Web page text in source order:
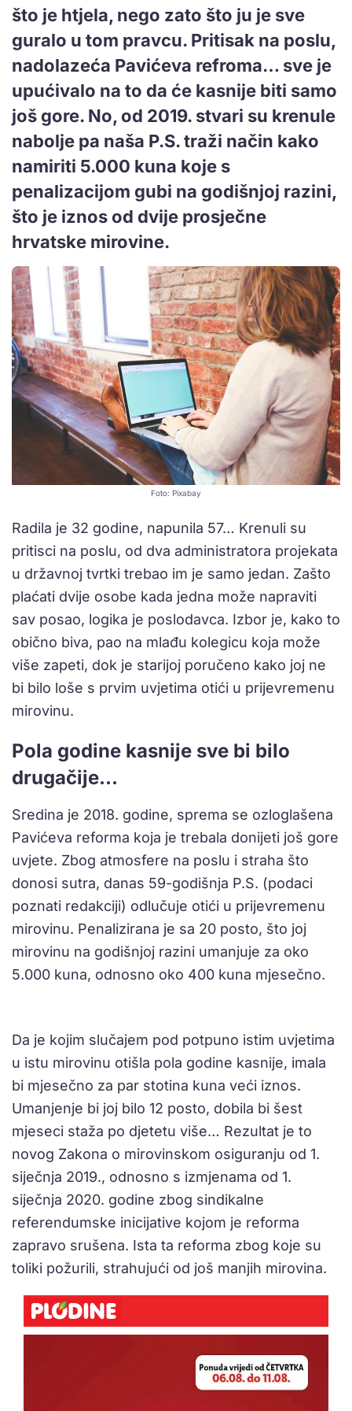
što je htjela, nego zato što ju je sve
guralo u tom pravcu. Pritisak na poslu,
nadolazeća Pavićeva refroma… sve je
upućivalo na to da će kasnije biti samo
još gore. No, od 2019. stvari su krenule
nabolje pa naša P.S. traži način kako
namiriti 5.000 kuna koje s
penalizacijom gubi na godišnjoj razini,
što je iznos od dvije prosječne
hrvatske mirovine.
Foto: Pixabay
Radila je 32 godine, napunila 57… Krenuli su
pritisci na poslu, od dva administratora projekata
u državnoj tvrtki trebao im je samo jedan. Zašto
plaćati dvije osobe kada jedna može napraviti
sav posao, logika je poslodavca. Izbor je, kako to
obično biva, pao na mlađu kolegicu koja može
više zapeti, dok je starijoj poručeno kako joj ne
bi bilo loše s prvim uvjetima otići u prijevremenu
mirovinu.
Pola godine kasnije sve bi bilo
drugačije…
Sredina je 2018. godine, sprema se ozloglašena
Pavićeva reforma koja je trebala donijeti još gore
uvjete. Zbog atmosfere na poslu i straha što
donosi sutra, danas 59-godišnja P.S. (podaci
poznati redakciji) odlučuje otići u prijevremenu
mirovinu. Penalizirana je sa 20 posto, što joj
mirovinu na godišnjoj razini umanjuje za oko
5.000 kuna, odnosno oko 400 kuna mjesečno.
Da je kojim slučajem pod potpuno istim uvjetima
u istu mirovinu otišla pola godine kasnije, imala
bi mjesečno za par stotina kuna veći iznos.
Umanjenje bi joj bilo 12 posto, dobila bi šest
mjeseci staža po djetetu više… Rezultat je to
novog Zakona o mirovinskom osiguranju od 1.
siječnja 2019., odnosno s izmjenama od 1.
siječnja 2020. godine zbog sindikalne
referendumske inicijative kojom je reforma
zapravo srušena. Ista ta reforma zbog koje su
toliki požurili, strahujući od još manjih mirovina.